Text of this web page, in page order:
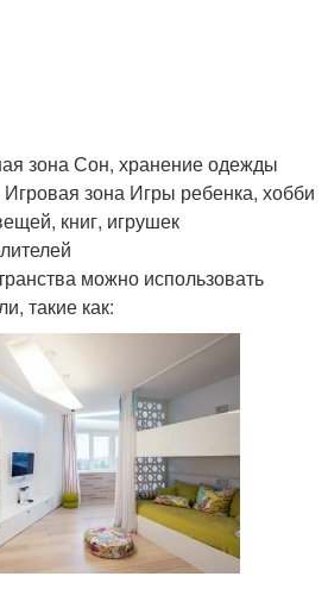
зона Сон, хранение одежды
зона Игры ребенка, хобби
книг, игрушек
можно использовать
такие как: